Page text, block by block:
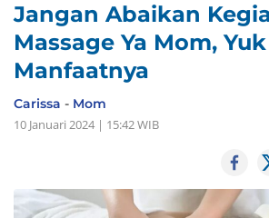
Jangan Abaikan
Massage Ya Mom,
Manfaatnya
Carissa - Mom
10 Januari 2024 | 15:42 WIB